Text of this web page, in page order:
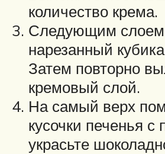
количество крема.
Следующим
нарезанный
Затем повторно
кремовый слой.
На самый верх
кусочки печенья с
украсьте